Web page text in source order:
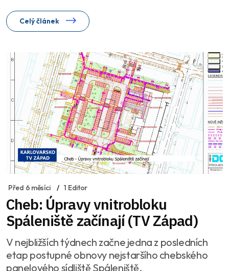
Celý článek
Před 6 měsíci 1 Editor
Cheb: Úpravy vnitrobloku
Spáleniště začínají (TV Západ)
V nejbližších týdnech začne jedna z posledních
etap postupné obnovy nejstaršího chebského
panelového sídliště Spáleniště.